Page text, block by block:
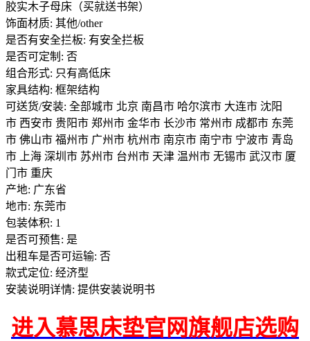
胶实木子母床（买就送书架）
饰面材质: 其他/other
是否有安全拦板: 有安全拦板
是否可定制: 否
组合形式: 只有高低床
家具结构: 框架结构
可送货/安装: 全部城市 北京 南昌市 哈尔滨市 大连市 沈阳
市 西安市 贵阳市 郑州市 金华市 长沙市 常州市 成都市 东莞
市 佛山市 福州市 广州市 杭州市 南京市 南宁市 宁波市 青岛
市 上海 深圳市 苏州市 台州市 天津 温州市 无锡市 武汉市 厦
门市 重庆
产地: 广东省
地市: 东莞市
包装体积: 1
是否可预售: 是
出租车是否可运输: 否
款式定位: 经济型
安装说明详情: 提供安装说明书
进入慕思床垫官网旗舰店选购